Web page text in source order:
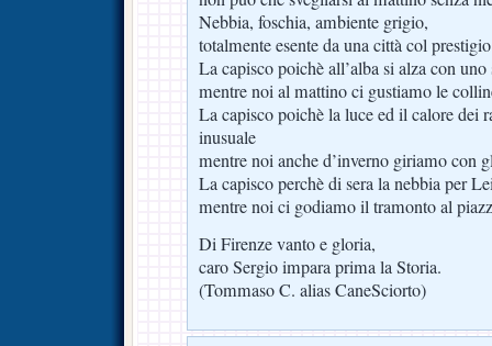
Nebbia, foschia, ambiente grigio,
totalmente esente da una città col
La capisco poichè all’alba si alza con
mentre noi al mattino ci gustiamo le
La capisco poichè la luce ed il calore dei
inusuale
mentre noi anche d’inverno giriamo con
La capisco perchè di sera la nebbia per
mentre noi ci godiamo il tramonto al
Di Firenze vanto e gloria,
caro Sergio impara prima la Storia.
(Tommaso C. alias CaneSciorto)